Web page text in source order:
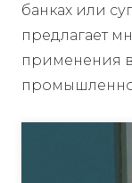
банках или
предлагает
применения